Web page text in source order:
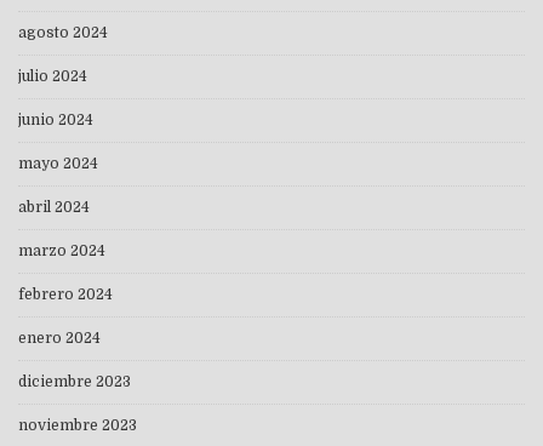
agosto 2024
julio 2024
junio 2024
mayo 2024
abril 2024
marzo 2024
febrero 2024
enero 2024
diciembre 2023
noviembre 2023